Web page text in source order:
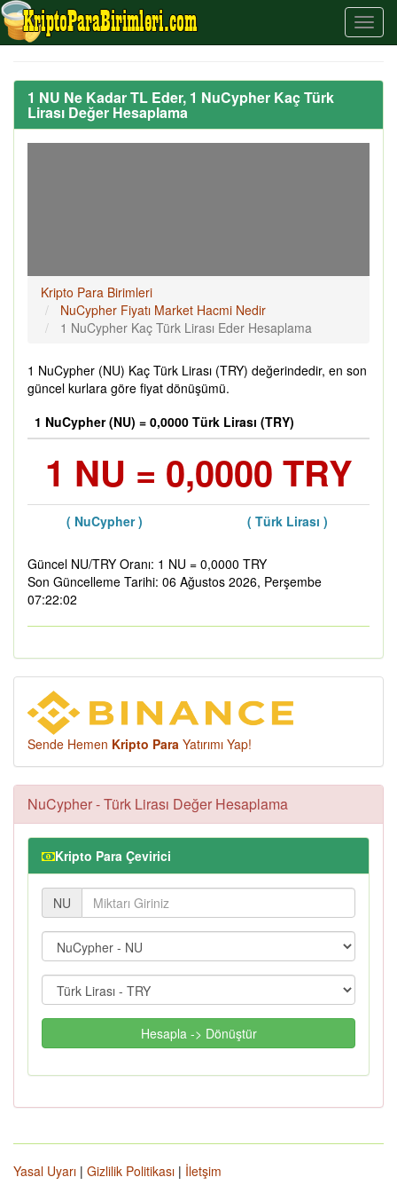
1 NU Ne Kadar TL Eder, 1 NuCypher Kaç Türk
Lirası Değer Hesaplama
Kripto Para Birimleri
NuCypher Fiyatı Market Hacmi Nedir
1 NuCypher Kaç Türk Lirası Eder Hesaplama
1 NuCypher (NU) Kaç Türk Lirası (TRY) değerindedir, en son
güncel kurlara göre fiyat dönüşümü.
1 NuCypher (NU) = 0,0000 Türk Lirası (TRY)
1 NU = 0,0000 TRY
( NuCypher ) ( Türk Lirası )
Güncel NU/TRY Oranı: 1 NU = 0,0000 TRY
Son Güncelleme Tarihi: 06 Ağustos 2026, Perşembe
07:22:02
Sende Hemen Kripto Para Yatırımı Yap!
NuCypher - Türk Lirası Değer Hesaplama
Kripto Para Çevirici
NU
Hesapla -> Dönüştür
Yasal Uyarı | Gizlilik Politikası | İletşim